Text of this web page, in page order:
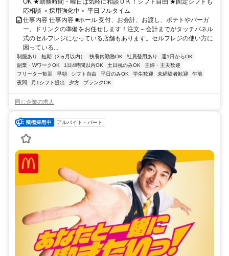
OK ★勤務時間・曜日は気軽に相談ＯＫ！シフト自由 ★固定シフトも
応相談 ＜採用強化中＞ 平日フルタイム
仕事内容 仕事内容 ■ホール 受付、お会計、お渡し、ポテトやバーガ
ー、ドリンクの準備をお任せします！注文～会計までがタッチパネル
式のセルフレジになっている店舗もあります。セルフレジの使い方に
困っている...
制服あり 短期（3ヵ月以内） 扶養内勤務OK 社員登用あり
週1日からOK
副業・WワークOK
1日4時間以内OK 土日祝のみOK
主婦・主夫歓迎
フリーター歓迎
早朝 シフト自由 平日のみOK 学生歓迎 未経験者歓迎
午前
夜間
月1シフト提出 夕方 ブランクOK
同じ企業の求人
アルバイト・パート